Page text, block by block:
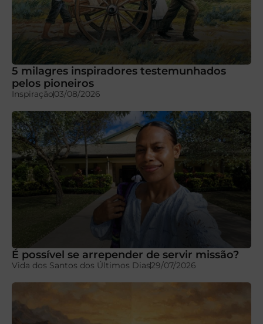
5 milagres inspiradores testemunhados
pelos pioneiros
Inspiração03/08/2026
É possível se arrepender de servir missão?
Vida dos Santos dos Últimos Dias29/07/2026